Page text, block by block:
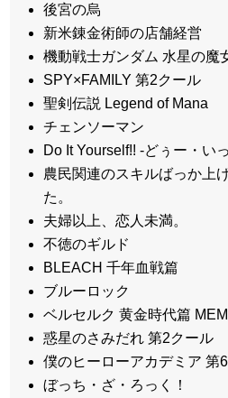
後宮の烏
新米錬金術師の店舗経営
機動戦士ガンダム 水星の魔
SPY×FAMILY 第2クール
聖剣伝説 Legend of Mana
チェンソーマン
Do It Yourself!! -どぅー・い
農民関連のスキルばっか上
た。
夫婦以上、恋人未満。
不徳のギルド
BLEACH 千年血戦篇
ブルーロック
ベルセルク 黄金時代篇
惑星のさみだれ 第2クール
僕のヒーローアカデミア 第
ぼっち・ざ・ろっく！